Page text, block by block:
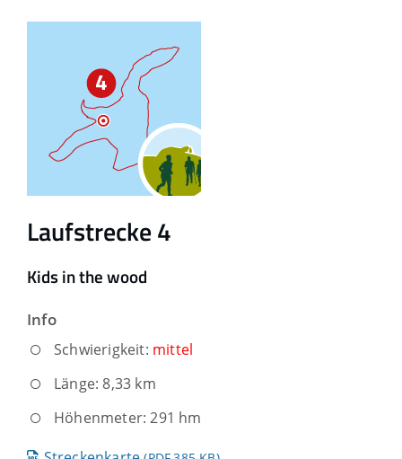
Laufstrecke 4
Kids in the wood
Info
Schwierigkeit: mittel
Länge: 8,33 km
Höhenmeter: 291 hm